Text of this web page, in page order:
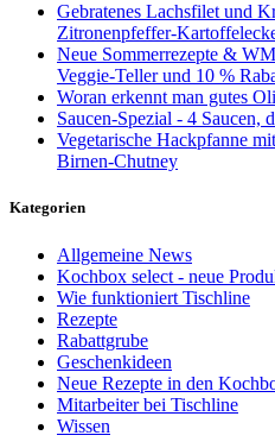
Gebratenes Lachsfilet und
Zitronenpfeffer-
Neue Sommerrezepte &
Veggie-Teller und 10 %
Woran erkennt man gutes
Saucen-Spezial - 4 Saucen,
Vegetarische Hackpfanne
Birnen-Chutney
Kategorien
Allgemeine News
Kochbox select - neue
Wie funktioniert Tischline
Rezepte
Rabattgrube
Geschenkideen
Neue Rezepte in den
Mitarbeiter bei Tischline
Wissen